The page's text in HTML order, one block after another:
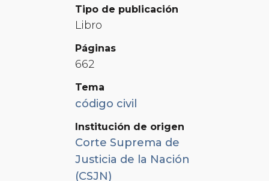
Tipo de publicación
Libro
Páginas
662
Tema
código civil
Institución de origen
Corte Suprema de
Justicia de la Nación
(CSJN)